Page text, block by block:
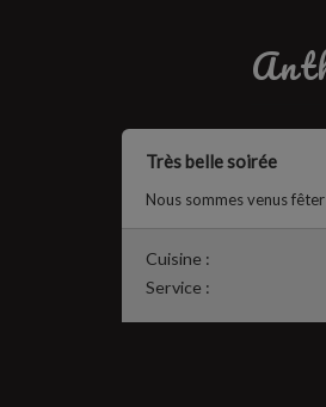
Très belle soirée
Nous sommes venus
Cuisine :
Service :